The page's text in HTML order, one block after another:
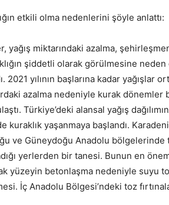
etkili olma nedenlerini şöyle anlattı:
yağış miktarındaki azalma,
şiddetli olarak görülmesine neden
2021 yılının başlarına kadar yağışlar
azalma nedeniyle kurak dönemler
Türkiye’deki alansal yağış
kuraklık yaşanmaya başlandı.
ve Güneydoğu Anadolu bölgelerinde
yerlerden bir tanesi. Bunun en
yüzeyin betonlaşma nedeniyle suyu
İç Anadolu Bölgesi’ndeki toz